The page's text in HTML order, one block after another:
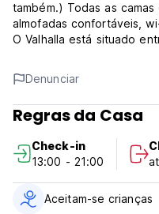
também.) Todas as
almofadas confortáveis,
O Valhalla está situado
ilha. Tenha uma boa
mas sempre a 3 minutos
10 minutos de bicicleta
todos os bares,
Oferecemos serviço de
restaurantes vizinhos e
o 'General Lee's Tavern'
cerveja fresca com uma
Denunciar
Regras da Casa
Check-in
13:00 - 21:00
Aceitam-se crianças